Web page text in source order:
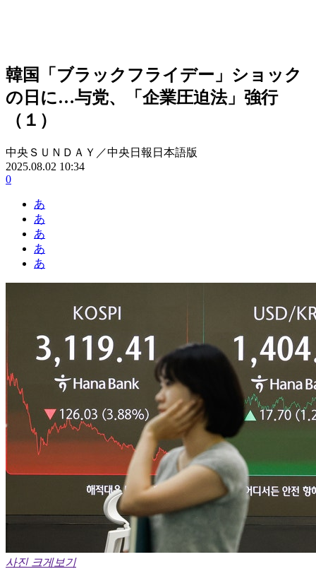
韓国「ブラックフライデー」ショック
の日に…与党、「企業圧迫法」強行
（１）
中央ＳＵＮＤＡＹ／中央日報日本語版
2025.08.02 10:34
0
あ
あ
あ
あ
あ
사진 크게보기